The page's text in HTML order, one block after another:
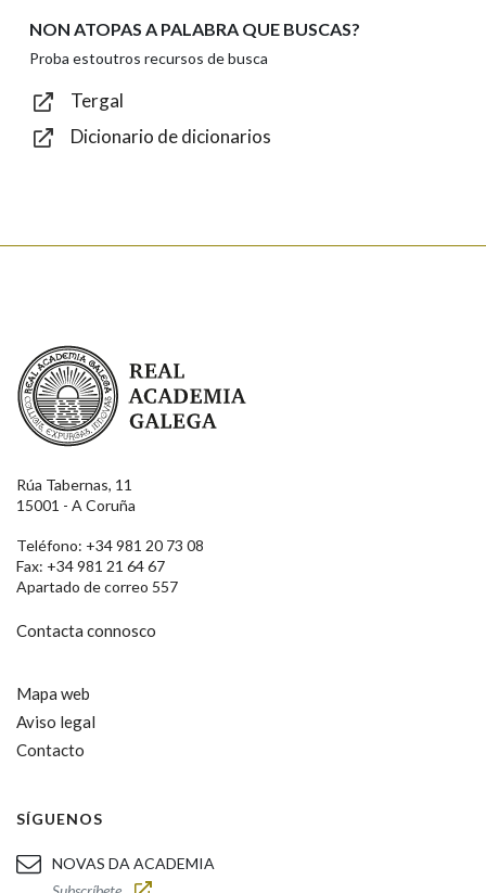
Texto de verificación
NON ATOPAS A PALABRA QUE BUSCAS?
Proba estoutros recursos de busca
Tergal
Dicionario de dicionarios
Real Academia Galega
Rúa Tabernas, 11
15001 - A Coruña
Teléfono: +34 981 20 73 08
Fax: +34 981 21 64 67
Apartado de correo 557
Contacta connosco
Mapa web
Aviso legal
Contacto
SÍGUENOS
NOVAS DA ACADEMIA